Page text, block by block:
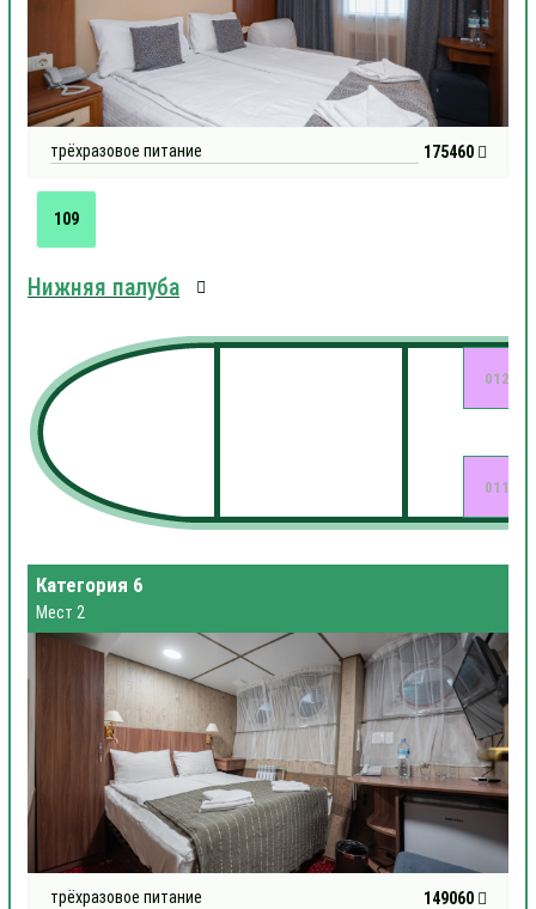
трёхразовое питание 175460
109
Нижняя палуба
011
012
Категория 6
Мест 2
трёхразовое питание 149060